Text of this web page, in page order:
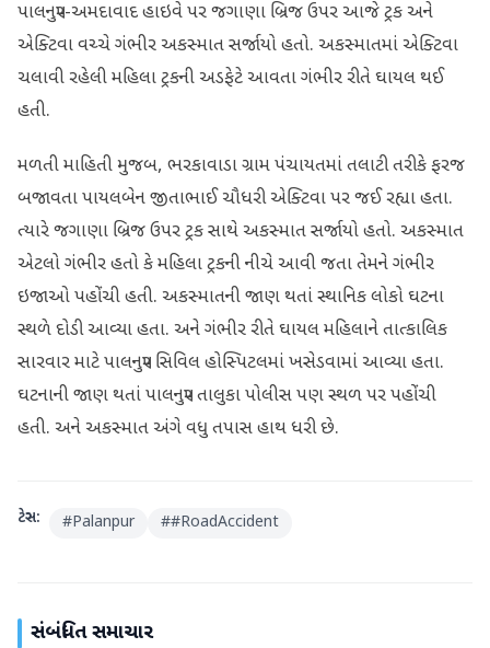
પાલનપુર-અમદાવાદ હાઇવે પર જગાણા બ્રિજ ઉપર આજે ટ્રક અને
એક્ટિવા વચ્ચે ગંભીર અકસ્માત સર્જાયો હતો. અકસ્માતમાં એક્ટિવા
ચલાવી રહેલી મહિલા ટ્રકની અડફેટે આવતા ગંભીર રીતે ઘાયલ થઈ
હતી.
મળતી માહિતી મુજબ, ભરકાવાડા ગ્રામ પંચાયતમાં તલાટી તરીકે ફરજ
બજાવતા પાયલબેન જીતાભાઈ ચૌધરી એક્ટિવા પર જઈ રહ્યા હતા.
ત્યારે જગાણા બ્રિજ ઉપર ટ્રક સાથે અકસ્માત સર્જાયો હતો. અકસ્માત
એટલો ગંભીર હતો કે મહિલા ટ્રકની નીચે આવી જતા તેમને ગંભીર
ઇજાઓ પહોંચી હતી. અકસ્માતની જાણ થતાં સ્થાનિક લોકો ઘટના
સ્થળે દોડી આવ્યા હતા. અને ગંભીર રીતે ઘાયલ મહિલાને તાત્કાલિક
સારવાર માટે પાલનપુર સિવિલ હોસ્પિટલમાં ખસેડવામાં આવ્યા હતા.
ઘટનાની જાણ થતાં પાલનપુર તાલુકા પોલીસ પણ સ્થળ પર પહોંચી
હતી. અને અકસ્માત અંગે વધુ તપાસ હાથ ધરી છે.
ટેગ્સ: #Palanpur ##RoadAccident
સંબંધિત સમાચાર